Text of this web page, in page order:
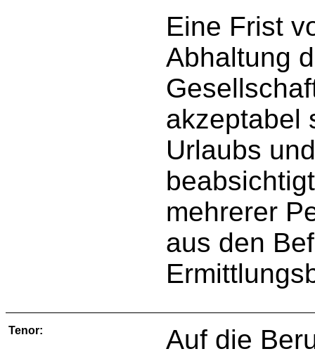
Eine Frist
Abhaltung
akzeptabel
Urlaubs
mehrerer
aus den
Tenor:
Auf die